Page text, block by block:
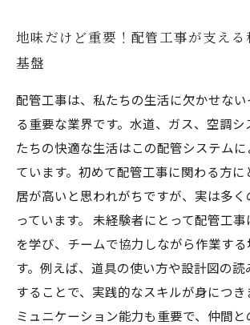
地味だけど重要！配管工事が支え
基盤
配管工事は、私たちの生活に欠かせな
る重要な業界です。水道、ガス、空調シ
たちの快適な生活はこの配管システム
ています。初めて配管工事に関わる方に
居が高いと思われがちですが、実は多
っています。 未経験者にとって配管工
を学び、チームで協力しながら作業す
す。例えば、道具の使い方や設計図の
することで、実践的なスキルが身につき
ミュニケーション能力も重要で、仲間